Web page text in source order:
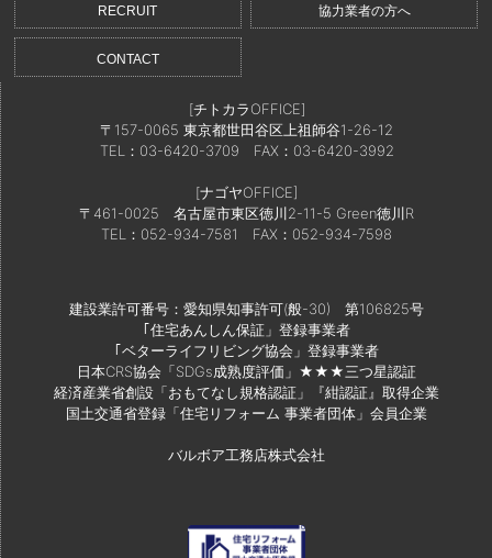
RECRUIT 協力業者の方へ
CONTACT
[チトカラOFFICE]
〒157-0065 東京都世田谷区上祖師谷1-26-12
TEL：03-6420-3709 FAX：03-6420-3992
[ナゴヤOFFICE]
〒461-0025 名古屋市東区徳川2-11-5 Green徳川R
TEL：052-934-7581
FAX：052-934-7598
建設業許可番号：愛知県知事許可(般-30) 第106825号
｢住宅あんしん保証」登録事業者
｢ベターライフリビング協会」登録事業者
日本CRS協会「SDGs成熟度評価」★★★三つ星認証
経済産業省創設「おもてなし規格認証」『紺認証』取得企業
国土交通省登録「住宅リフォーム 事業者団体」会員企業
バルボア工務店株式会社